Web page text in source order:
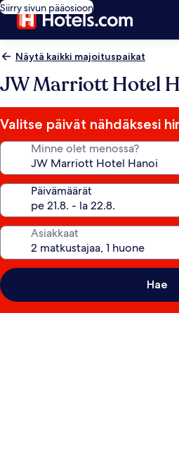
Siirry sivun pääosioon
Näytä kaikki majoituspaikat
JW Marriott Hotel
Valitse päivät nähdäksesi
Minne olet menossa?
Päivämäärät
Asiakkaat
Hae